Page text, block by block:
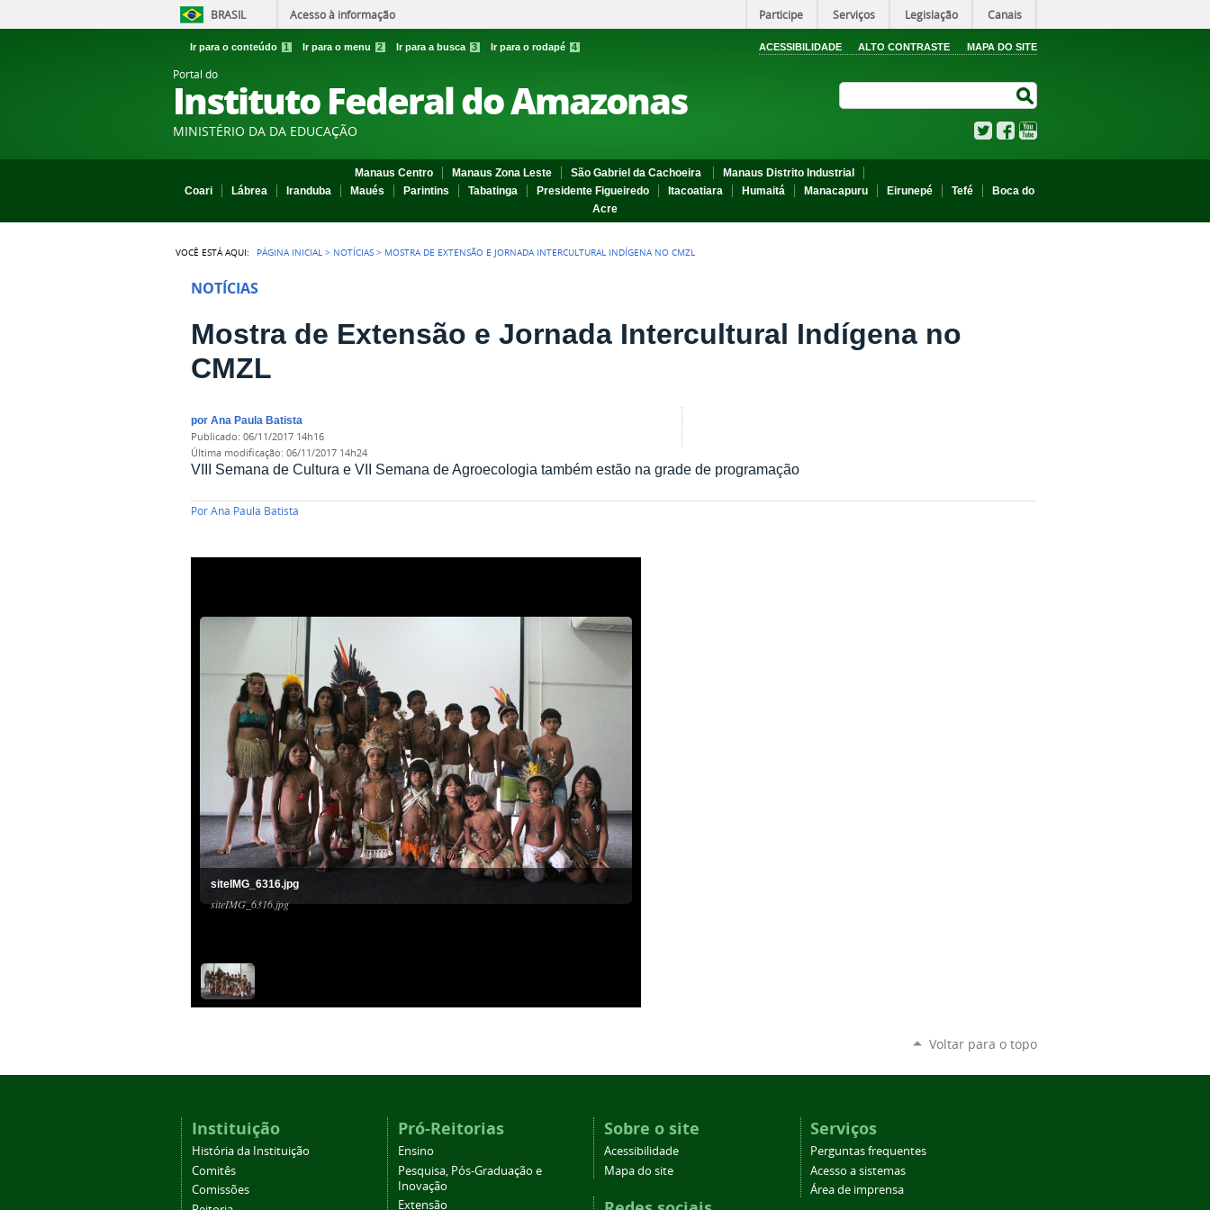
BRASIL Acesso à informação Participe Serviços Legislação Canais
Ir para o conteúdo 1 Ir para o menu 2 Ir para a busca 3 Ir para o rodapé 4 ACESSIBILIDADE ALTO CONTRASTE MAPA DO SITE
Portal do
Instituto Federal do Amazonas
MINISTÉRIO DA DA EDUCAÇÃO TwitterFacebook
Manaus Centro Manaus Zona Leste São Gabriel da Cachoeira
Manaus Distrito Industrial
Coari
Lábrea Iranduba Maués Parintins Tabatinga Presidente Figueiredo Itacoatiara Humaitá Manacapuru Eirunepé Tefé
Boca do
Acre
VOCÊ ESTÁ AQUI: PÁGINA INICIAL > NOTÍCIAS > MOSTRA DE EXTENSÃO E JORNADA INTERCULTURAL INDÍGENA NO CMZL
NOTÍCIAS
Mostra de Extensão e Jornada Intercultural Indígena no
CMZL
por Ana Paula Batista
publicado: 06/11/2017 14h16
última modificação: 06/11/2017 14h24
VIII Semana de Cultura e VII Semana de Agroecologia também estão na grade de programação
Por Ana Paula Batista
siteIMG_6316.jpg
siteIMG_6316.jpg
Voltar para o topo
Instituição
História da Instituição
Comitês
Comissões
Pró-Reitorias
Ensino
Pesquisa, Pós-Graduação e
Inovação
Extensão
Sobre o site
Acessibilidade
Mapa do site
Serviços
Perguntas frequentes
Acesso a sistemas
Área de imprensa